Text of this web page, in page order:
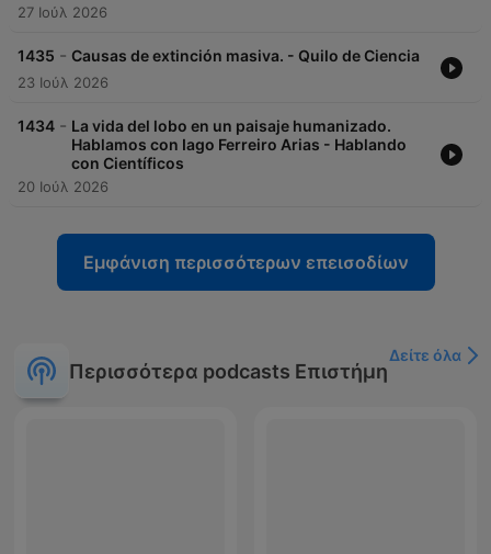
27 Ιούλ 2026
1435 - Causas de extinción masiva. - Quilo de Ciencia
23 Ιούλ 2026
1434 - La vida del lobo en un paisaje humanizado.
Hablamos con Iago Ferreiro Arias - Hablando
con Científicos
20 Ιούλ 2026
Εμφάνιση περισσότερων επεισοδίων
Περισσότερα podcasts Επιστήμη
Δείτε όλα